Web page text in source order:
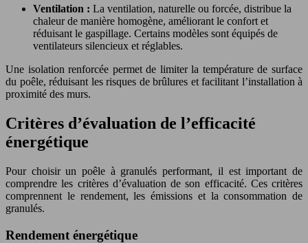
Ventilation : La ventilation, naturelle ou forcée, distribue la
chaleur de manière homogène, améliorant le confort et
réduisant le gaspillage. Certains modèles sont équipés de
ventilateurs silencieux et réglables.
Une isolation renforcée permet de limiter la température de surface
du poêle, réduisant les risques de brûlures et facilitant l’installation à
proximité des murs.
Critères d’évaluation de l’efficacité
énergétique
Pour choisir un poêle à granulés performant, il est important de
comprendre les critères d’évaluation de son efficacité. Ces critères
comprennent le rendement, les émissions et la consommation de
granulés.
Rendement énergétique